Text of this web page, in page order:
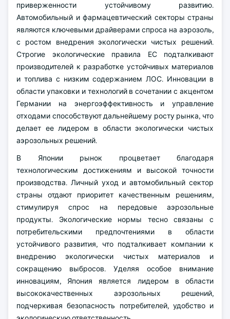
приверженности устойчивому развитию.
Автомобильный и фармацевтический секторы страны
являются ключевыми драйверами спроса на аэрозоль,
с ростом внедрения экологически чистых решений.
Строгие экологические правила ЕС подталкивают
производителей к разработке устойчивых материалов
и топлива с низким содержанием ЛОС. Инновации в
области упаковки и технологий в сочетании с акцентом
Германии на энергоэффективность и управление
отходами способствуют дальнейшему росту рынка, что
делает ее лидером в области экологически чистых
аэрозольных решений.
В Японии рынок процветает благодаря
технологическим достижениям и высокой точности
производства. Личный уход и автомобильный сектор
страны отдают приоритет качественным решениям,
стимулируя спрос на передовые аэрозольные
продукты. Экологические нормы тесно связаны с
потребительскими предпочтениями в области
устойчивого развития, что подталкивает компании к
внедрению экологически чистых материалов и
сокращению выбросов. Уделяя особое внимание
инновациям, Япония является лидером в области
высококачественных аэрозольных решений,
подчеркивая безопасность потребителей, удобство и